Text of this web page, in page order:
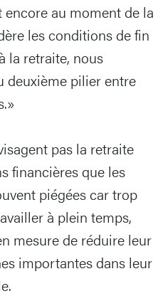
encore au moment de la
les conditions de fin
la retraite, nous
deuxième pilier entre
pas la retraite
financières que les
piégées car trop
à plein temps,
mesure de réduire leur
importantes dans leur